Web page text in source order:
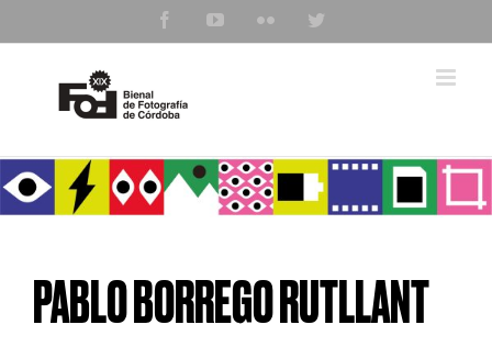
FacebookYouTubeFlickr
PABLO BORREGO RUTLLANT